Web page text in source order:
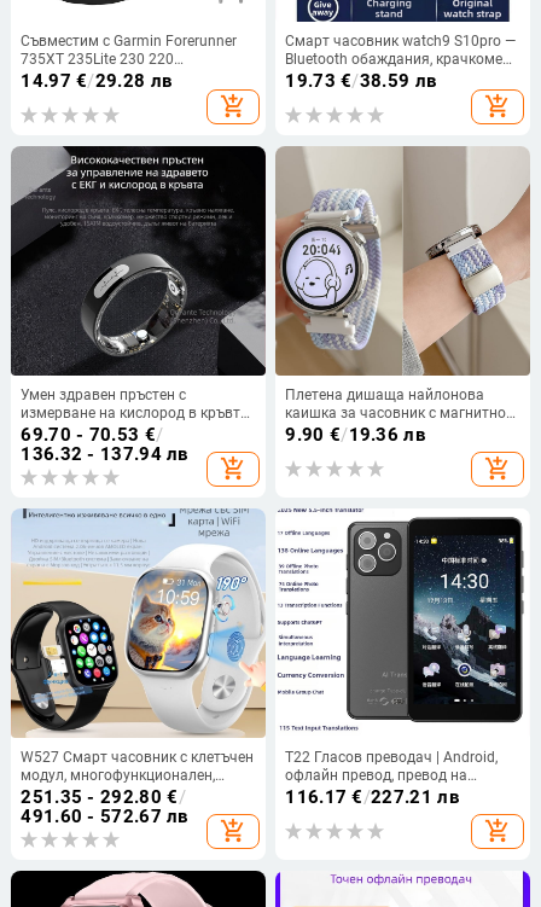
Съвместим с Garmin Forerunner
735XT 235Lite 230 220
силиконова каишка за часовник,
14.97 €/29.28 лв
add_shopping_cart
Смарт часовник watch9 S10pro —
Bluetooth обаждания, крачкомер,
мониторинг на сърдечния ритъм,
SpO2 и мониторинг на съня
19.73 €/38.59 лв
add_shopping_cart
Умен здравен пръстен с
измерване на кислород в кръвта,
кръвна захар, кръвно налягане,
ЕКГ, сърдечен ритъм, телесна
температура, мониторинг на
съня и активността
69.70 - 70.53 €/
136.32 - 137.94 лв
add_shopping_cart
Плетена дишаща найлонова
каишка за часовник с магнитно
копче за Huawei GT4/GT5,
Watch5/Watch4/Watch3/Watch2
Pro и GT6
9.90 €/19.36 лв
add_shopping_cart
W527 Смарт часовник с клетъчен
модул, многофункционален,
Bluetooth, възможност за сваляне
на приложения
251.35 - 292.80 €/
491.60 - 572.67 лв
add_shopping_cart
T22 Гласов преводач | Android,
офлайн превод, превод на
снимки, гласов превод, безжично
116.17 €/227.21 лв
add_shopping_cart